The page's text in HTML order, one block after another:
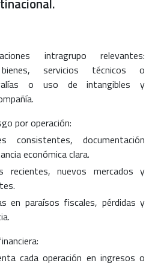
intragrupo relevantes:
servicios técnicos o
o uso de intangibles y
por operación:
consistentes, documentación
económica clara.
recientes, nuevos mercados y
en paraísos fiscales, pérdidas y
cada operación en ingresos o